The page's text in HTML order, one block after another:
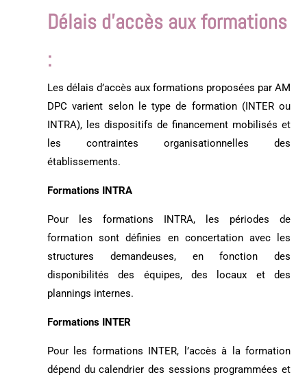
Délais d’accès aux formations
:
Les délais d’accès aux formations proposées par AM
DPC varient selon le type de formation (INTER ou
INTRA), les dispositifs de financement mobilisés et
les contraintes organisationnelles des
établissements.
Formations INTRA
Pour les formations INTRA, les périodes de
formation sont définies en concertation avec les
structures demandeuses, en fonction des
disponibilités des équipes, des locaux et des
plannings internes.
Formations INTER
Pour les formations INTER, l’accès à la formation
dépend du calendrier des sessions programmées et